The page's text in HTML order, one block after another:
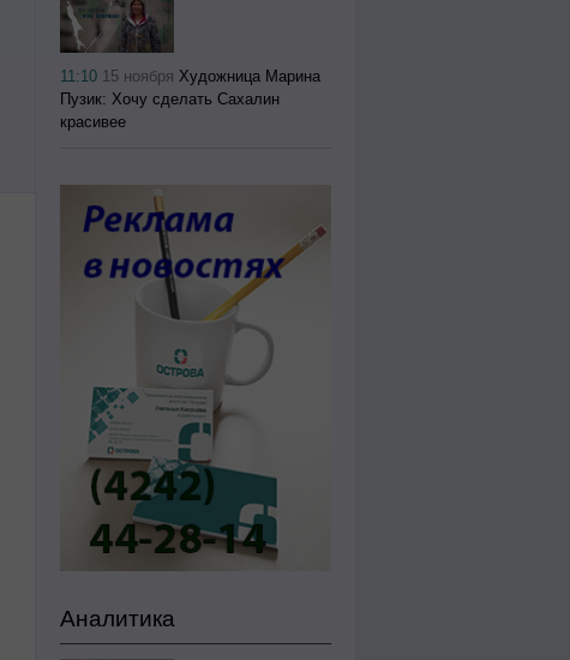
11:10 15 ноября Художница Марина
Пузик: Хочу сделать Сахалин
красивее
Аналитика